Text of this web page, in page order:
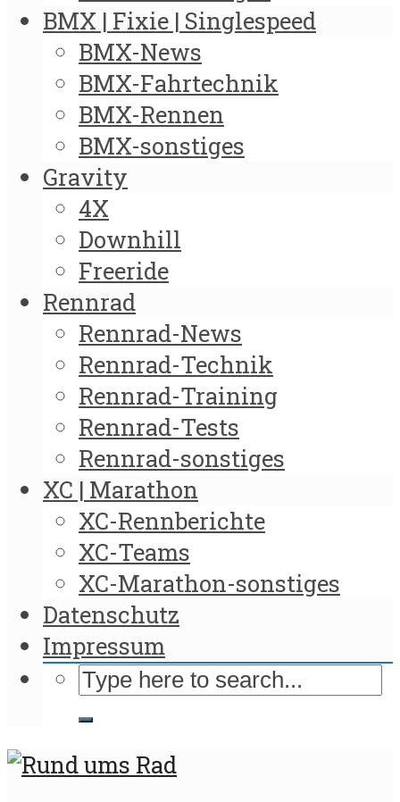
BMX | Fixie | Singlespeed
BMX-News
BMX-Fahrtechnik
BMX-Rennen
BMX-sonstiges
Gravity
4X
Downhill
Freeride
Rennrad
Rennrad-News
Rennrad-Technik
Rennrad-Training
Rennrad-Tests
Rennrad-sonstiges
XC | Marathon
XC-Rennberichte
XC-Teams
XC-Marathon-sonstiges
Datenschutz
Impressum